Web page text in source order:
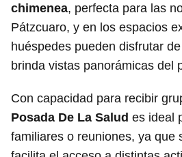
chimenea, perfecta para las
Pátzcuaro, y en los espacios
huéspedes pueden disfrutar
brinda vistas panorámicas del
Con capacidad para recibir
Posada De La Salud es ideal
familiares o reuniones, ya que